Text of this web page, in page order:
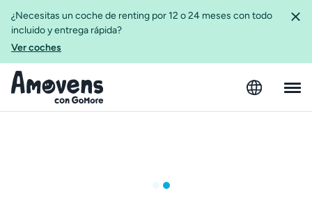
¿Necesitas un coche de renting por 12 o 24 meses con todo
incluido y entrega rápida?
Ver coches